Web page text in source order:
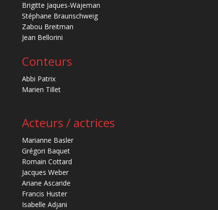
Brigitte Jaques-Wajeman
Stéphane Braunschweig
Zabou Breitman
Jean Bellorini
Conteurs
Abbi Patrix
Marien Tillet
Acteurs / actrices
Marianne Basler
Grégori Baquet
Romain Cottard
Jacques Weber
Ariane Ascaride
Francis Huster
Isabelle Adjani